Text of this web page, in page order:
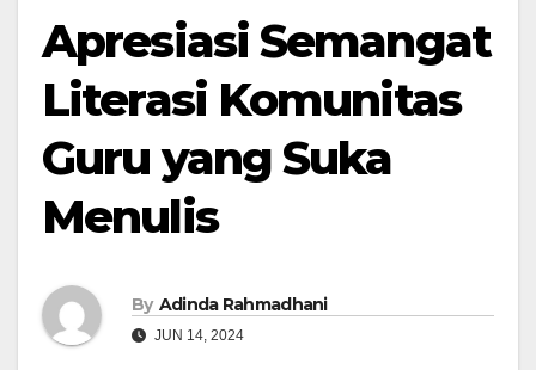
Apresiasi Semangat
Literasi Komunitas
Guru yang Suka
Menulis
By Adinda Rahmadhani
JUN 14, 2024